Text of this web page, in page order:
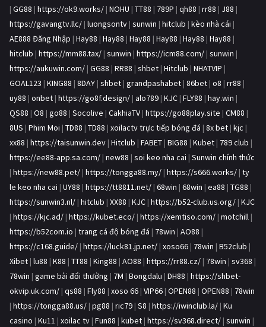
| GG88 | https://ok9.works/ | NOHU | TT88 | 789P | qh88 | rr88 | J88 |
https://gavangtv.llc/ | luongsontv | sunwin | hitclub | kèo nhà cái |
AE888 Đăng Nhập | Hay88 | Hay88 | Hay88 | Hay88 | Hay88 | Hay88 |
hitclub | https://mm88.tax/ | sunwin | https://icm88.com/ | sunwin |
https://aukuwin.com/ | GG88 | RR88 | shbet | Hitclub | NHATVIP |
GOAL123 | KING88 | 8DAY | shbet | grandpashabet | 86bet | o8 | rr88 |
uy88 | onbet | https://go8f.design/ | alo789 | KJC | FLY88 | hay.win |
QS88 | O8 | go88 | Socolive | CakhiaTV | https://go88play.site | CM88 |
8US | Phim Moi | TD88 | TD88 | xoilactv trực tiếp bóng đá | 8x bet | kjc |
xx88 | https://taisunwin.dev | Hitclub | FABET | BIG88 | Kubet | 789 club |
https://ee88-app.sa.com/ | new88 | soi keo nha cai | Sunwin chính thức
| https://new88.pet/ | https://tongga88.my/ | https://s666.works/ | ty
le keo nha cai | UY88 | https://tt8811.net/ | 68win | 68win | ea88 | TG88 |
https://sunwin3.nl/ | hitclub | XX88 | KJC | https://b52-club.us.org/ | KJC
| https://kjc.ad/ | https://kubet.eco/ | https://xemtiso.com/ | motchill |
https://b52com.io | trang cá độ bóng đá | 78win | AO88 |
https://c168.guide/ | https://luck81.jp.net/ | xoso66 | 78win | B52club |
Xibet | lu88 | K88 | TT88 | King88 | AO88 | https://rr88.cz/ | 78win | sv368 |
78win | game bài đổi thưởng | 7M | Bongdalu | DH88 | https://shbet-
okvip.uk.com/ | qs88 | Fly88 | xoso 66 | VIP66 | OPEN88 | OPEN88 | 78win
| https://tongga88.us/ | pg88 | ric79 | S8 | https://iwinclub.la/ | Ku
casino | Ku11 | xoilac tv | Fun88 | kubet | https://sv368.direct/ | sunwin |